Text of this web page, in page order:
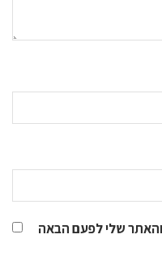
שלי לפעם הבאה